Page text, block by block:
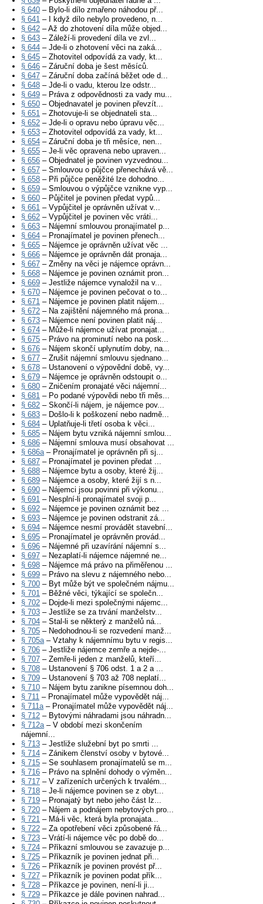
§ 640 – Bylo-li dílo zmařeno náhodou př...
§ 641 – I když dílo nebylo provedeno, n...
§ 642 – Až do zhotovení díla může objed...
§ 643 – Záleží-li provedení díla ve zvl...
§ 644 – Jde-li o zhotovení věci na zaká...
§ 645 – Zhotovitel odpovídá za vady, kt...
§ 646 – Záruční doba je šest měsíců.
§ 647 – Záruční doba začíná běžet ode d...
§ 648 – Jde-li o vadu, kterou lze odstr...
§ 649 – Práva z odpovědnosti za vady mu...
§ 650 – Objednavatel je povinen převzít...
§ 651 – Zhotovuje-li se objednateli sta...
§ 652 – Jde-li o opravu nebo úpravu věc...
§ 653 – Zhotovitel odpovídá za vady, kt...
§ 654 – Záruční doba je tři měsíce, nen...
§ 655 – Je-li věc opravena nebo upraven...
§ 656 – Objednatel je povinen vyzvednou...
§ 657 – Smlouvou o půjčce přenechává vě...
§ 658 – Při půjčce peněžité lze dohodno...
§ 659 – Smlouvou o výpůjčce vznikne vyp...
§ 660 – Půjčitel je povinen předat vypů...
§ 661 – Vypůjčitel je oprávněn užívat v...
§ 662 – Vypůjčitel je povinen věc vráti...
§ 663 – Nájemní smlouvou pronajímatel p...
§ 664 – Pronajímatel je povinen přenech...
§ 665 – Nájemce je oprávněn užívat věc ...
§ 666 – Nájemce je oprávněn dát pronaja...
§ 667 – Změny na věci je nájemce oprávn...
§ 668 – Nájemce je povinen oznámit pron...
§ 669 – Jestliže nájemce vynaložil na v...
§ 670 – Nájemce je povinen pečovat o to...
§ 671 – Nájemce je povinen platit nájem...
§ 672 – Na zajištění nájemného má prona...
§ 673 – Nájemce není povinen platit náj...
§ 674 – Může-li nájemce užívat pronajat...
§ 675 – Právo na prominutí nebo na posk...
§ 676 – Nájem skončí uplynutím doby, na...
§ 677 – Zrušit nájemní smlouvu sjednano...
§ 678 – Ustanovení o výpovědní době, vy...
§ 679 – Nájemce je oprávněn odstoupit o...
§ 680 – Zničením pronajaté věci nájemní...
§ 681 – Po podané výpovědi nebo tři měs...
§ 682 – Skončí-li nájem, je nájemce pov...
§ 683 – Došlo-li k poškození nebo nadmě...
§ 684 – Uplatňuje-li třetí osoba k věci...
§ 685 – Nájem bytu vzniká nájemní smlou...
§ 686 – Nájemní smlouva musí obsahovat ...
§ 686a– Pronajímatel je oprávněn při sj...
§ 687 – Pronajímatel je povinen předat ...
§ 688 – Nájemce bytu a osoby, které žij...
§ 689 – Nájemce a osoby, které žijí s n...
§ 690 – Nájemci jsou povinni při výkonu...
§ 691 – Nesplní-li pronajímatel svoji p...
§ 692 – Nájemce je povinen oznámit bez ...
§ 693 – Nájemce je povinen odstranit zá...
§ 694 – Nájemce nesmí provádět stavební...
§ 695 – Pronajímatel je oprávněn provád...
§ 696 – Nájemné při uzavírání nájemní s...
§ 697 – Nezaplatí-li nájemce nájemné ne...
§ 698 – Nájemce má právo na přiměřenou ...
§ 699 – Právo na slevu z nájemného nebo...
§ 700 – Byt může být ve společném nájmu...
§ 701 – Běžné věci, týkající se společn...
§ 702 – Dojde-li mezi společnými nájemc...
§ 703 – Jestliže se za trvání manželstv...
§ 704 – Stal-li se některý z manželů ná...
§ 705 – Nedohodnou-li se rozvedení manž...
§ 705a– Vztahy k nájemnímu bytu v regis...
§ 706 – Jestliže nájemce zemře a nejde-...
§ 707 – Zemře-li jeden z manželů, kteří...
§ 708 – Ustanovení § 706 odst. 1 a 2 a ...
§ 709 – Ustanovení § 703 až 708 neplatí...
§ 710 – Nájem bytu zanikne písemnou doh...
§ 711 – Pronajímatel může vypovědět náj...
§ 711a– Pronajímatel může vypovědět náj...
§ 712 – Bytovými náhradami jsou náhradn...
§ 712a– V období mezi skončením
nájemní...
§ 713 – Jestliže služební byt po smrti ...
§ 714 – Zánikem členství osoby v bytové...
§ 715 – Se souhlasem pronajímatelů se m...
§ 716 – Právo na splnění dohody o výměn...
§ 717 – V zařízeních určených k trvalém...
§ 718 – Je-li nájemce povinen se z obyt...
§ 719 – Pronajatý byt nebo jeho část lz...
§ 720 – Nájem a podnájem nebytových pro...
§ 721 – Má-li věc, která byla pronajata...
§ 722 – Za opotřebení věci způsobené řá...
§ 723 – Vrátí-li nájemce věc po době do...
§ 724 – Příkazní smlouvou se zavazuje p...
§ 725 – Příkazník je povinen jednat při...
§ 726 – Příkazník je povinen provést př...
§ 727 – Příkazník je povinen podat přík...
§ 728 – Příkazce je povinen, není-li ji...
§ 729 – Příkazce je dále povinen nahrad...